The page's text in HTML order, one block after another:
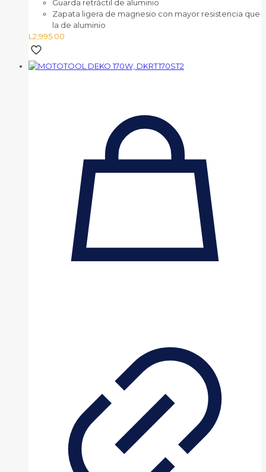
Guarda retráctil de aluminio
Zapata ligera de magnesio con mayor resistencia que
la de aluminio
L 2,995.00